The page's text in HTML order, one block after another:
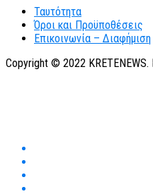
Ταυτότητα
Όροι και Προϋποθέσεις
Επικοινωνία – Διαφήμιση
Copyright © 2022 KRETENEWS.